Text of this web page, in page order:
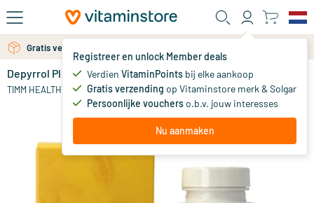
Ga naar de hoofdinhoud
Registreer en unlock Member deals
Verdien VitaminPoints bij elke aankoop
Gratis verzending op Vitaminstore merk & Solgar
Persoonlijke voucherso.b.v. jouw interesses
Nu aanmaken
Gratis verzending vanaf 25 euro
Depyrrol Plus
TIMM HEALTH CARE 43.